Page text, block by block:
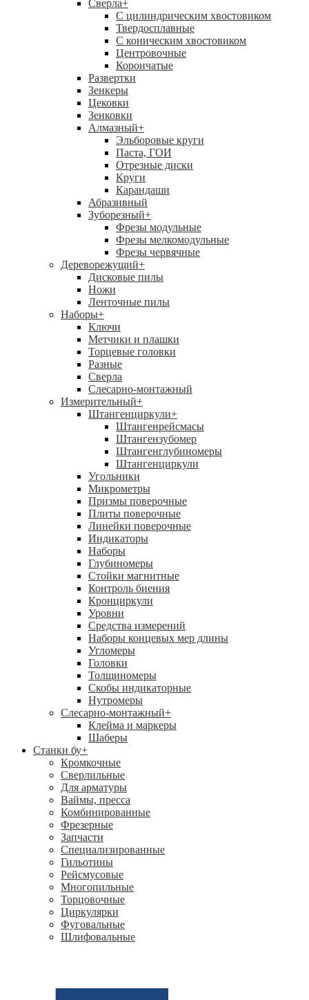
Сверла+
С цилиндрическим хвостовиком
Твердосплавные
С коническим хвостовиком
Центровочные
Корончатые
Развертки
Зенкеры
Цековки
Зенковки
Алмазный+
Эльборовые круги
Паста, ГОИ
Отрезные диски
Круги
Карандаши
Абразивный
Зуборезный+
Фрезы модульные
Фрезы мелкомодульные
Фрезы червячные
Дереворежущий+
Дисковые пилы
Ножи
Ленточные пилы
Наборы+
Ключи
Метчики и плашки
Торцевые головки
Разные
Сверла
Слесарно-монтажный
Измерительный+
Штангенциркули+
Штангенрейсмасы
Штангензубомер
Штангенглубиномеры
Штангенциркули
Угольники
Микрометры
Призмы поверочные
Плиты поверочные
Линейки поверочные
Индикаторы
Наборы
Глубиномеры
Стойки магнитные
Контроль биения
Кронциркули
Уровни
Средства измерений
Наборы концевых мер длины
Угломеры
Головки
Толщиномеры
Скобы индикаторные
Нутромеры
Слесарно-монтажный+
Клейма и маркеры
Шаберы
Станки бу+
Кромкочные
Сверлильные
Для арматуры
Ваймы, пресса
Комбинированные
Фрезерные
Запчасти
Специализированные
Гильотины
Рейсмусовые
Многопильные
Торцовочные
Циркулярки
Фуговальные
Шлифовальные